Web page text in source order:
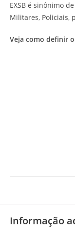
EXSB é sinônimo
Militares, Policiais,
Veja como definir
Informação